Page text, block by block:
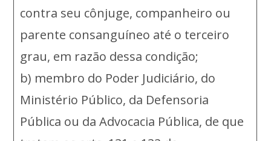
contra seu cônjuge, companheiro ou
parente consanguíneo até o terceiro
grau, em razão dessa condição;
b) membro do Poder Judiciário, do
Ministério Público, da Defensoria
Pública ou da Advocacia Pública, de que